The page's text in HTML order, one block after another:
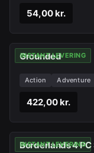
54,00 kr.
INSTANT LEVERING
Grounded
Action Adventure
422,00 kr.
INSTANT LEVERING
Borderlands 4